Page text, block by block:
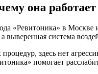
она
«Ревитоника» в
выверенная система
здесь нет
помогает